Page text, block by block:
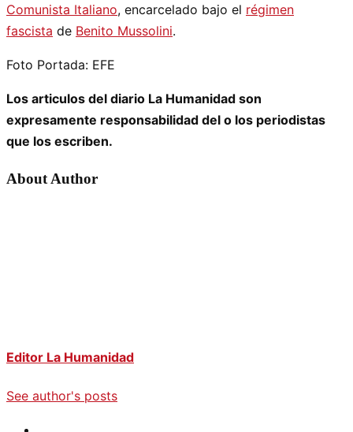
Comunista Italiano, encarcelado bajo el régimen
fascista de Benito Mussolini.
Foto Portada: EFE
Los articulos del diario La Humanidad son
expresamente responsabilidad del o los periodistas
que los escriben.
About Author
Editor La Humanidad
See author's posts